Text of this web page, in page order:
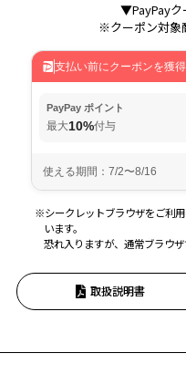
▼PayPayク
※クーポン対象
※シークレットブラウザをご利
います。
恐れ入りますが、通常ブラウ
取扱説明書